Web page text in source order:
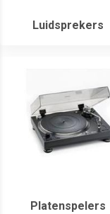
Luidsprekers
Platenspelers